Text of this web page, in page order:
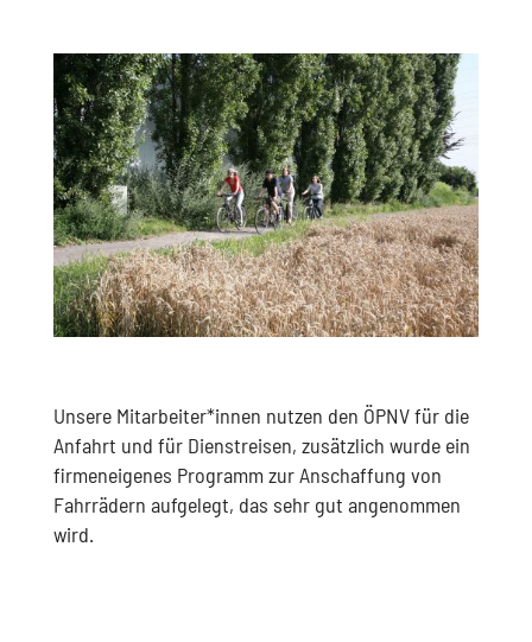
Unsere Mitarbeiter*innen nutzen den ÖPNV für die
Anfahrt und für Dienstreisen, zusätzlich wurde ein
firmeneigenes Programm zur Anschaffung von
Fahrrädern aufgelegt, das sehr gut angenommen
wird.